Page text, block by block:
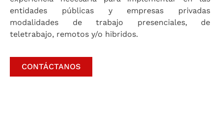
entidades públicas y empresas privadas
modalidades de trabajo presenciales, de
teletrabajo, remotos y/o hibridos.
CONTÁCTANOS